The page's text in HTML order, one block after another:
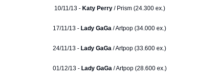
10/11/13 - Katy Perry/ Prism (24.300 ex.)
17/11/13 - Lady GaGa / Artpop (34.000 ex.)
24/11/13 - Lady GaGa / Artpop (33.600 ex.)
01/12/13 - Lady GaGa/ Artpop (28.600 ex.)